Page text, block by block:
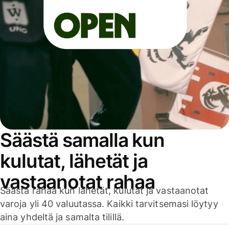
Säästä samalla kun
kulutat, lähetät ja
vastaanotat rahaa
Säästä rahaa kun lähetät, kulutat ja vastaanotat
varoja yli 40 valuutassa. Kaikki tarvitsemasi löytyy
aina yhdeltä ja samalta tilillä.